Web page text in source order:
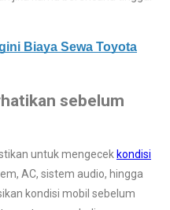
Biaya Sewa Toyota
sebelum
untuk mengecek kondisi
AC, sistem audio, hingga
kondisi mobil sebelum